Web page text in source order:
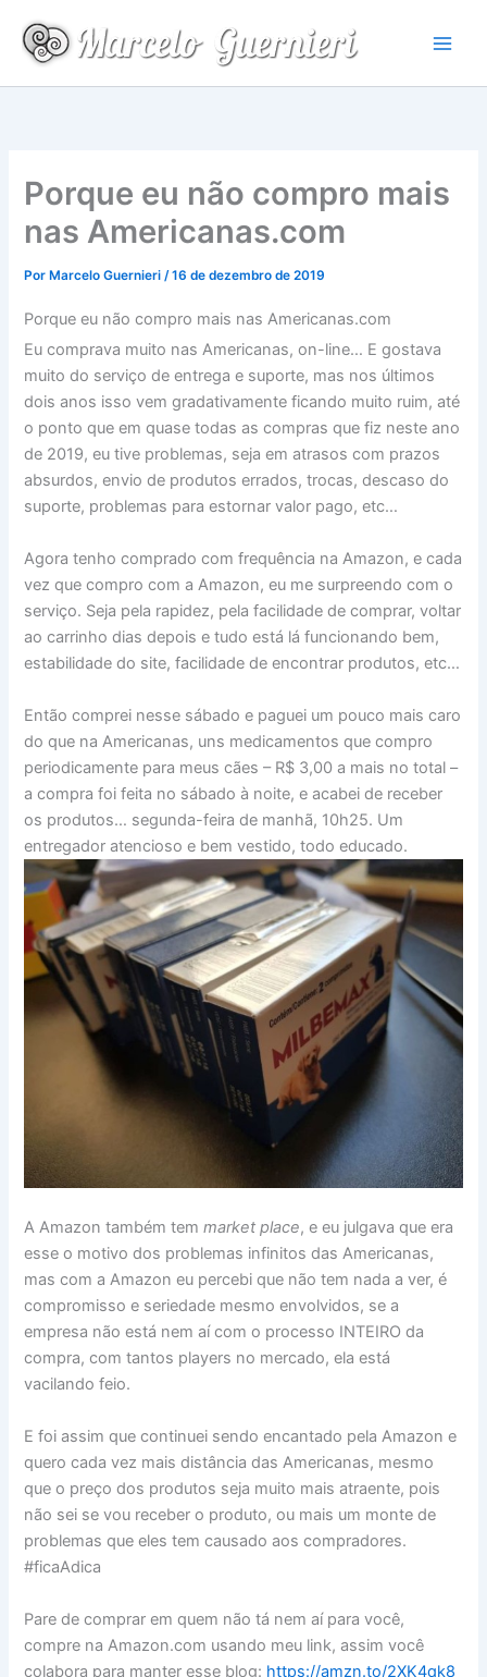
para
conteúdo
Porque eu não compro mais
nas Americanas.com
Por Marcelo Guernieri/16 de dezembro de 2019
Porque eu não compro mais nas Americanas.com
Eu comprava muito nas Americanas, on-line… E gostava
muito do serviço de entrega e suporte, mas nos últimos
dois anos isso vem gradativamente ficando muito ruim, até
o ponto que em quase todas as compras que fiz neste ano
de 2019, eu tive problemas, seja em atrasos com prazos
absurdos, envio de produtos errados, trocas, descaso do
suporte, problemas para estornar valor pago, etc…
Agora tenho comprado com frequência na Amazon, e cada
vez que compro com a Amazon, eu me surpreendo com o
serviço. Seja pela rapidez, pela facilidade de comprar, voltar
ao carrinho dias depois e tudo está lá funcionando bem,
estabilidade do site, facilidade de encontrar produtos, etc…
Então comprei nesse sábado e paguei um pouco mais caro
do que na Americanas, uns medicamentos que compro
periodicamente para meus cães – R$ 3,00 a mais no total –
a compra foi feita no sábado à noite, e acabei de receber
os produtos… segunda-feira de manhã, 10h25. Um
entregador atencioso e bem vestido, todo educado.
A Amazon também temmarket place, e eu julgava que era
esse o motivo dos problemas infinitos das Americanas,
mas com a Amazon eu percebi que não tem nada a ver, é
compromisso e seriedade mesmo envolvidos, se a
empresa não está nem aí com o processo INTEIRO da
compra, com tantos players no mercado, ela está
vacilando feio.
E foi assim que continuei sendo encantado pela Amazon e
quero cada vez mais distância das Americanas, mesmo
que o preço dos produtos seja muito mais atraente, pois
não sei se vou receber o produto, ou mais um monte de
problemas que eles tem causado aos compradores.
#ficaAdica
Pare de comprar em quem não tá nem aí para você,
compre naAmazon.com usando meu link, assim você
colabora para manter esse blog: https://amzn.to/2XK4qk8